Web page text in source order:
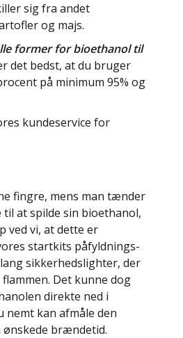
sig fra andet
og majs.
former for bioethanol til
det bedst, at du bruger
på minimum 95% og
kundeservice for
fingre, mens man tænder
til at spilde sin bioethanol,
ved vi, at dette er
startkits påfyldnings-
sikkerhedslighter, der
Det kunne dog
direkte ned i
nemt kan afmåle den
brændetid.